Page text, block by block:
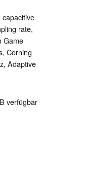
rate,
Game
Corning
Adaptive
verfügbar